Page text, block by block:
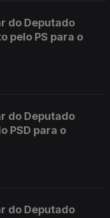
do Deputado
pelo PS para o
do Deputado
PSD para o
do Deputado